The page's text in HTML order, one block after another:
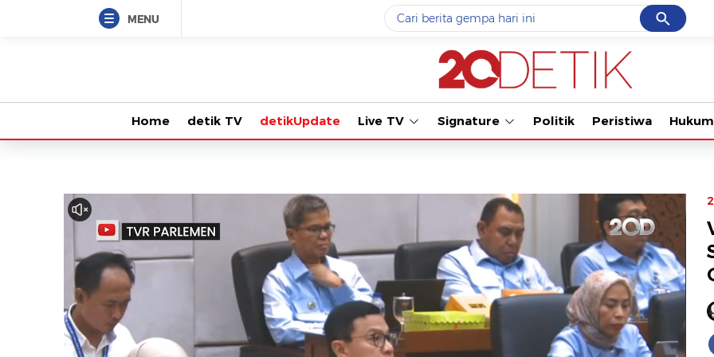
MENU Cancel
Yang sedang ramai dicari
data live draw sgp
#3prabowo
#5gempa hari ini
Promoted
Terakhir yang dicari
Loading...
Tonton kabar
Home detik TV detikUpdate Live TV Signature Politik Peristiwa Hukum